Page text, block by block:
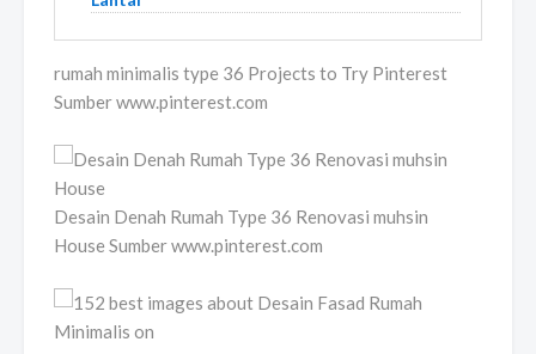
rumah minimalis type 36 Projects to Try Pinterest
Sumber www.pinterest.com
Desain Denah Rumah Type 36 Renovasi muhsin
House Sumber www.pinterest.com